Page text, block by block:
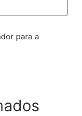
para a